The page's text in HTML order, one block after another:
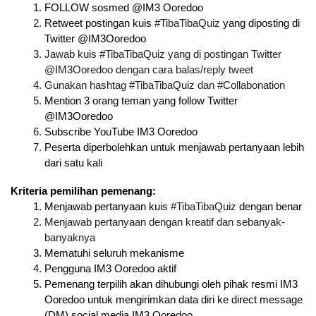
FOLLOW sosmed @IM3 Ooredoo
Retweet postingan kuis #TibaTibaQuiz yang diposting di
Twitter @IM3Ooredoo
Jawab kuis #TibaTibaQuiz yang di postingan Twitter
@IM3Ooredoo dengan cara balas/reply tweet
Gunakan hashtag #TibaTibaQuiz dan #Collabonation
Mention 3 orang teman yang follow Twitter
@IM3Ooredoo
Subscribe YouTube IM3 Ooredoo
Peserta diperbolehkan untuk menjawab pertanyaan lebih
dari satu kali
Kriteria pemilihan pemenang:
Menjawab pertanyaan kuis #TibaTibaQuiz dengan benar
Menjawab pertanyaan dengan kreatif dan sebanyak-
banyaknya
Mematuhi seluruh mekanisme
Pengguna IM3 Ooredoo aktif
Pemenang terpilih akan dihubungi oleh pihak resmi IM3
Ooredoo untuk mengirimkan data diri ke direct message